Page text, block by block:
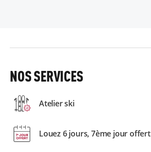
NOS SERVICES
Atelier ski
Louez 6 jours, 7ème jour offert